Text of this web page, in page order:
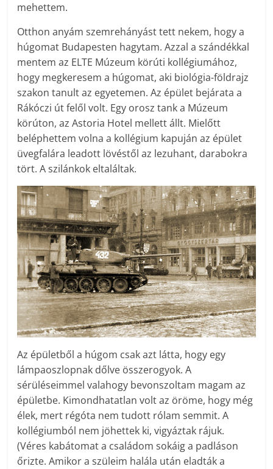
mehettem.
Otthon anyám szemrehányást tett nekem, hogy a
húgomat Budapesten hagytam. Azzal a szándékkal
mentem az ELTE Múzeum körúti kollégiumához,
hogy megkeresem a húgomat, aki biológia-földrajz
szakon tanult az egyetemen. Az épület bejárata a
Rákóczi út felől volt. Egy orosz tank a Múzeum
körúton, az Astoria Hotel mellett állt. Mielőtt
beléphettem volna a kollégium kapuján az épület
üvegfalára leadott lövéstől az lezuhant, darabokra
tört. A szilánkok eltaláltak.
Az épületből a húgom csak azt látta, hogy egy
lámpaoszlopnak dőlve összerogyok. A
sérüléseimmel valahogy bevonszoltam magam az
épületbe. Kimondhatatlan volt az öröme, hogy még
élek, mert régóta nem tudott rólam semmit. A
kollégiumból nem jöhettek ki, vigyáztak rájuk.
(Véres kabátomat a családom sokáig a padláson
őrizte. Amikor a szüleim halála után eladták a